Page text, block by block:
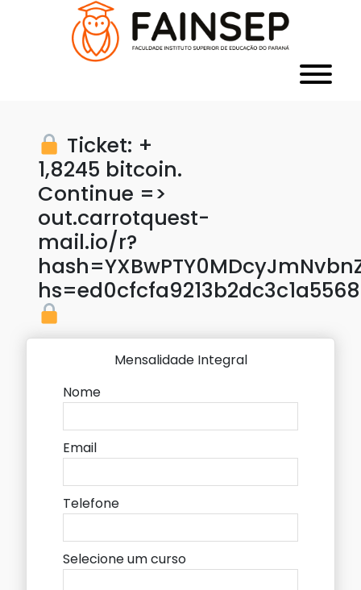
Ticket: +
1,8245 bitcoin.
Continue =>
out.carrotquest-
mail.io/r?
Mensalidade Integral
Nome
Email
Telefone
Selecione um curso